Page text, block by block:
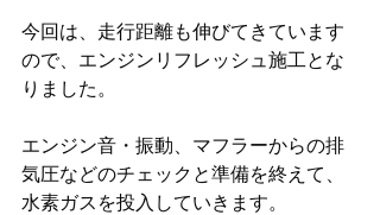
今回は、走行距離も伸びてきています
ので、エンジンリフレッシュ施工とな
りました。
エンジン音・振動、マフラーからの排
気圧などのチェックと準備を終えて、
水素ガスを投入していきます。